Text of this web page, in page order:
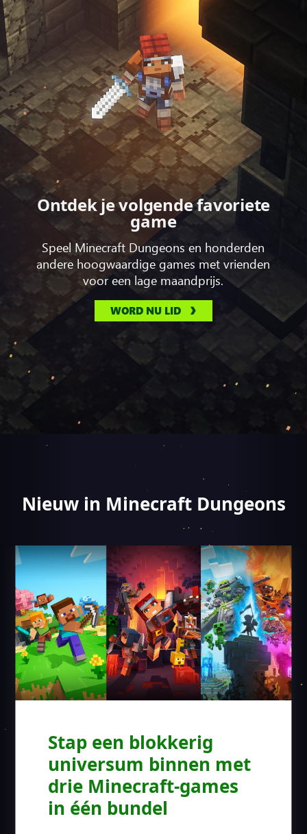
Ontdek je volgende favoriete
game
Speel Minecraft Dungeons en honderden
andere hoogwaardige games met vrienden
voor een lage maandprijs.
WORD NU LID
Nieuw in Minecraft Dungeons
Stap een blokkerig
universum binnen met
drie Minecraft-games
in één bundel